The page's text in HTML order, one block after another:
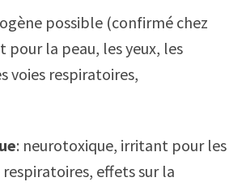
possible (confirmé chez
pour la peau, les yeux, les
voies respiratoires,
: neurotoxique, irritant pour les
respiratoires, effets sur la